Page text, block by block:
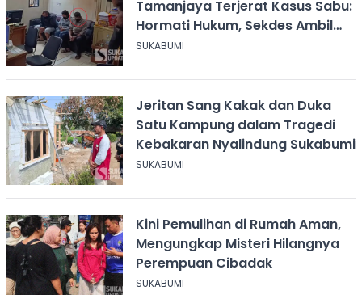
Tamanjaya Terjerat Kasus Sabu:
Hormati Hukum, Sekdes Ambil
Alih Pelayanan
SUKABUMI
Jeritan Sang Kakak dan Duka
Satu Kampung dalam Tragedi
Kebakaran Nyalindung Sukabumi
SUKABUMI
Kini Pemulihan di Rumah Aman,
Mengungkap Misteri Hilangnya
Perempuan Cibadak
SUKABUMI